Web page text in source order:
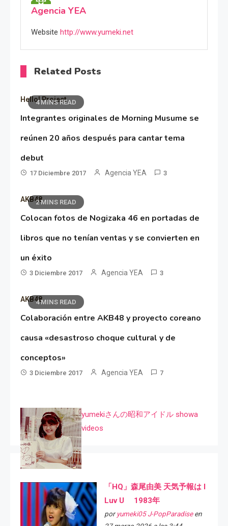
Agencia YEA
Website http://www.yumeki.net
Related Posts
4 MINS READ
Hello! Project
Integrantes originales de Morning Musume se
reúnen 20 años después para cantar tema
debut
17 Diciembre 2017 Agencia YEA 3
2 MINS READ
AKB48
Colocan fotos de Nogizaka 46 en portadas de
libros que no tenían ventas y se convierten en
un éxito
3 Diciembre 2017 Agencia YEA 3
4 MINS READ
AKB48
Colaboración entre AKB48 y proyecto coreano
causa «desastroso choque cultural y de
conceptos»
3 Diciembre 2017 Agencia YEA 7
yumekiさんの昭和アイドル showa
videos
「HQ」森尾由美 天気予報は I
Luv U 1983年
por yumeki05 J-PopParadiseen